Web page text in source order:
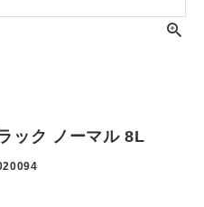
ック ノーマル 8L